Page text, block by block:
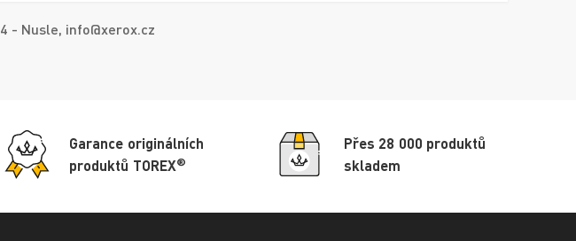
- Nusle, info@xerox.cz
Garance originálních
produktů TOREX®
Přes 28 000 produktů
skladem